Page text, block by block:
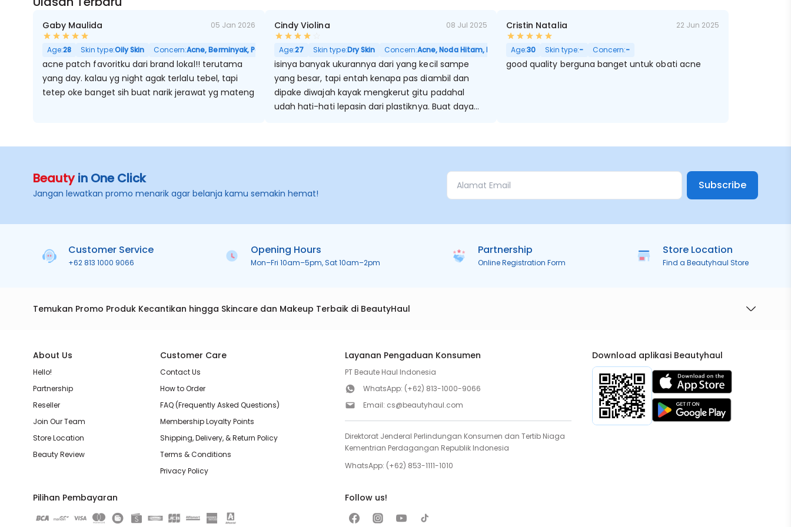
Gaby Maulida 05 Jan 2026
Age:28 Skin type:Oily Skin Concern:Acne, Berminyak, Pori Besar
acne patch favoritku dari brand lokal!! terutama
yang day. kalau yg night agak terlalu tebel, tapi
tetep oke banget sih buat narik jerawat yg mateng
Cindy Violina 08 Jul 2025
Age:27 Skin type:Dry Skin Concern:Acne, Noda Hitam, Kulit Kering, Sensitif
isinya banyak ukurannya dari yang kecil sampe
yang besar, tapi entah kenapa pas diambil dan
dipake diwajah kayak mengkerut gitu padahal
udah hati-hati lepasin dari plastiknya. Buat daya
Cristin Natalia 22 Jun 2025
Age:30 Skin type:- Concern:-
good quality berguna banget untuk obati acne
Beautyin One Click
Jangan lewatkan promo menarik agar belanja kamu semakin hemat!
Subscribe
Customer Service
+62 813 1000 9066
Opening Hours
Mon–Fri 10am–5pm, Sat 10am–2pm
Partnership
Online Registration Form
Store Location
Find a Beautyhaul Store
Temukan Promo Produk Kecantikan hingga Skincare dan Makeup Terbaik di BeautyHaul
About Us
Hello!
Partnership
Reseller
Join Our Team
Store Location
Beauty Review
Customer Care
Contact Us
How to Order
FAQ (Frequently Asked Questions)
Membership Loyalty Points
Shipping, Delivery, & Return Policy
Terms & Conditions
Privacy Policy
Layanan Pengaduan Konsumen
PT Beaute Haul Indonesia
WhatsApp: (+62) 813-1000-9066
Email: cs@beautyhaul.com
Direktorat Jenderal Perlindungan Konsumen dan Tertib Niaga
Kementrian Perdagangan Republik Indonesia
WhatsApp: (+62) 853-1111-1010
Download aplikasi Beautyhaul
Pilihan Pembayaran Follow us!